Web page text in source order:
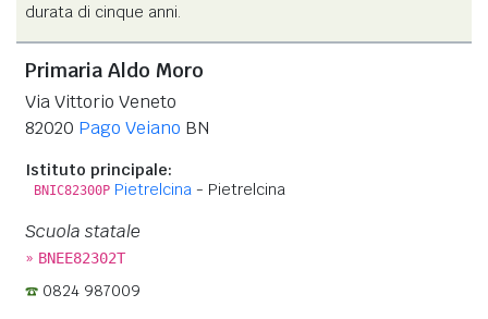
durata di cinque anni.
Primaria Aldo Moro
Via Vittorio Veneto
82020 Pago Veiano BN
Istituto principale:
BNIC82300P Pietrelcina - Pietrelcina
Scuola statale
» BNEE82302T
0824 987009